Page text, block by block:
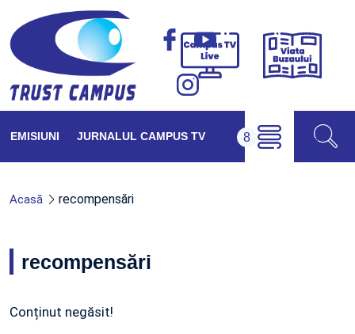
Campus
Viața
EMISIUNI JURNALUL CAMPUS TV
Acasă recompensări
recompensări
Conținut negăsit!